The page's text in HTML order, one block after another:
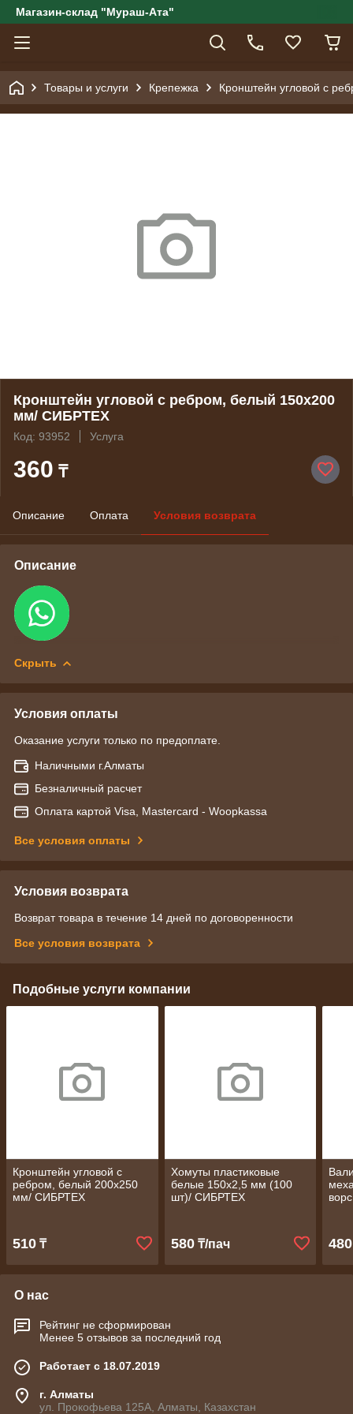
Магазин-склад "Мураш-Ата"
Товары и услуги Крепежка Кронштейн угловой с
Кронштейн угловой с ребром, белый 150х200
мм/ СИБРТЕХ
Код: 93952 Услуга
360 ₸
Описание Оплата Условия возврата
Описание
Скрыть
Условия оплаты
Оказание услуги только по предоплате.
Наличными г.Алматы
Безналичный расчет
Оплата картой Visa, Mastercard - Woopkassa
Все условия оплаты
Условия возврата
Возврат товара в течение 14 дней по договоренности
Все условия возврата
Подобные услуги компании
Кронштейн угловой с
ребром, белый 200х250
мм/ СИБРТЕХ
510 ₸
Хомуты пластиковые
белые 150х2,5 мм (100
шт)/ СИБРТЕХ
580₸/пач 480
О нас
Рейтинг не сформирован
Менее 5 отзывов за последний год
Работает с 18.07.2019
г. Алматы
ул. Прокофьева 125А, Алматы, Казахстан